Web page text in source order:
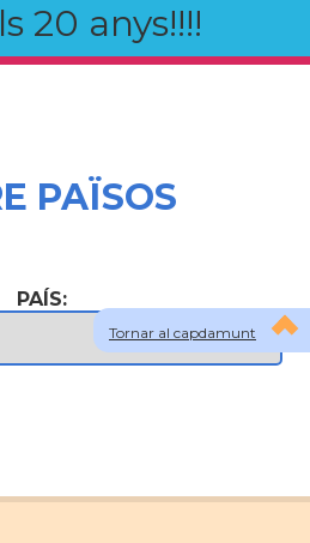
20 anys!!!!
Tornar al capdamunt
PAÏSOS
PAÍS: